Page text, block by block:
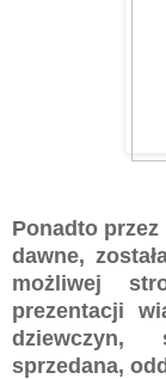
Ponadto przez
dawne,
możliwej
prezentacji
dziewczyn,
sprzedana,